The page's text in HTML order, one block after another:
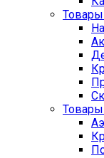
Товары